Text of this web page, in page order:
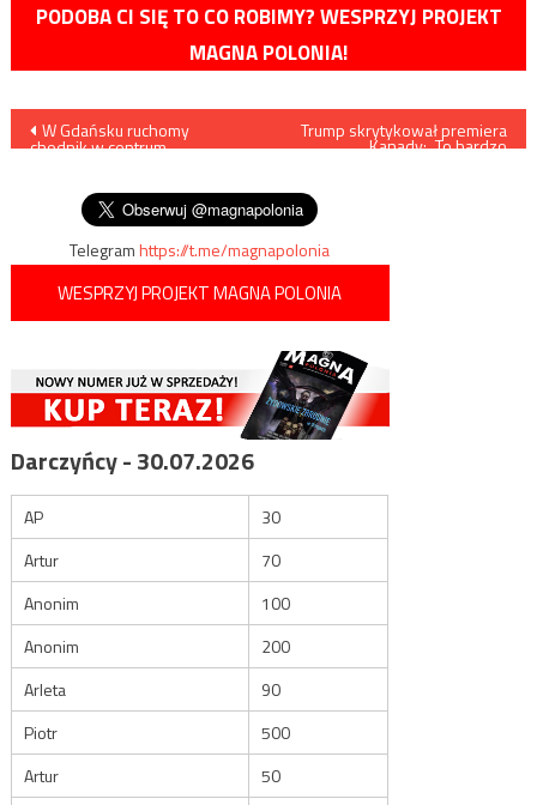
PODOBA CI SIĘ TO CO ROBIMY? WESPRZYJ PROJEKT
MAGNA POLONIA!
Nawigacja
W Gdańsku ruchomy
chodnik w centrum
Trump skrytykował premiera
Kanady: „To bardzo
Telegramhttps://t.me/magnapolonia
WESPRZYJ PROJEKT MAGNA POLONIA
Darczyńcy - 30.07.2026
AP
30
Artur
70
Anonim
100
Anonim
200
Arleta
90
Piotr
500
Artur
50